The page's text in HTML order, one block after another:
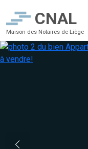
CNAL
Maison des Notaires de Liège